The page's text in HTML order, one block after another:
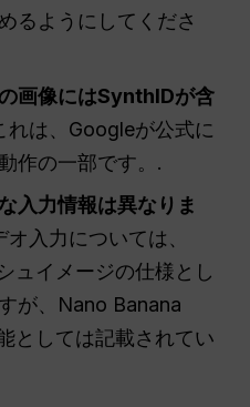
るようにしてくださ
画像にはSynthIDが含
れは、Googleが公式に
作の一部です。.
入力情報は異なりま
入力については、
ュイメージの仕様とし
が、Nano Banana
としては記載されてい